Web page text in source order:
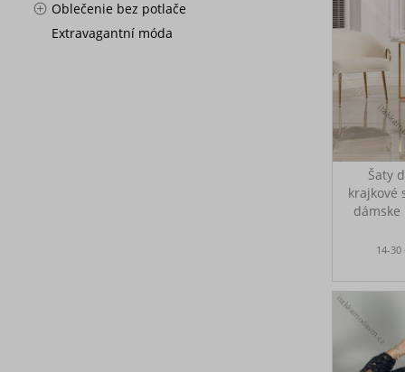
Oblečenie bez potlače
Extravagantní móda
Šaty
krajkové
dámske
14-